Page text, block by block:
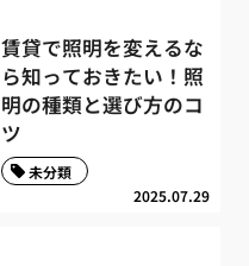
賃貸で照明を変えるな
ら知っておきたい！照
明の種類と選び方のコ
ツ
2025.07.29
未分類